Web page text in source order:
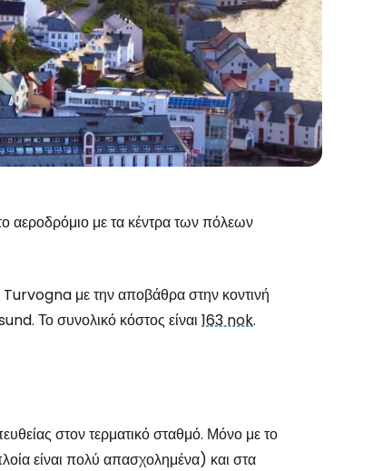
με τα κέντρα των πόλεων
με την αποβάθρα στην κοντινή
Το συνολικό κόστος είναι 163 nok.
στον τερματικό σταθμό. Μόνο με το
είναι πολύ απασχολημένα) και στα